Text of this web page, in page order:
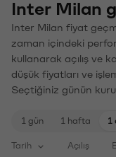
Inter Milan
Inter Milan fiyat
zaman içindeki
kullanarak açılış ve
düşük fiyatları ve
Seçtiğiniz günün
1 gün 1 hafta 1
Tarih Açılış